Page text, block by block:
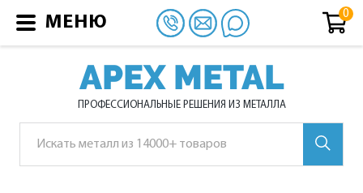
APEX METAL
ПРОФЕССИОНАЛЬНЫЕ РЕШЕНИЯ ИЗ МЕТАЛЛА
МЕНЮ